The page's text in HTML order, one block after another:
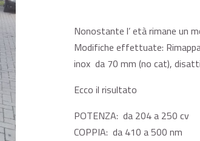
Nonostante l’ età rimane un
Modifiche effettuate:
inox da 70 mm (no cat),
Ecco il risultato
POTENZA: da 204 a 250 cv
COPPIA: da 410 a 500 nm